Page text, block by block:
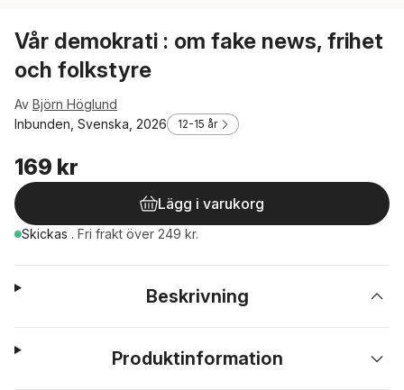
Vår demokrati : om fake news, frihet
och folkstyre
Av Björn Höglund
Inbunden, Svenska, 2026
12-15 år
169 kr
Lägg i varukorg
Skickas . Fri frakt över 249 kr.
Beskrivning
Produktinformation